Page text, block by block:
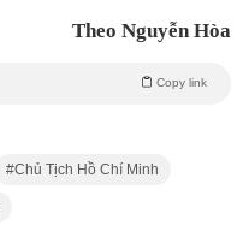
Theo Nguyễn Hòa
Copy link
Chủ Tịch Hồ Chí Minh